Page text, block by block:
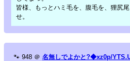
皆様、もっとハミ毛を、腹毛を、狸尻
せ。
🐾 948 ＠ 名無しでよかと?◆xz0p/